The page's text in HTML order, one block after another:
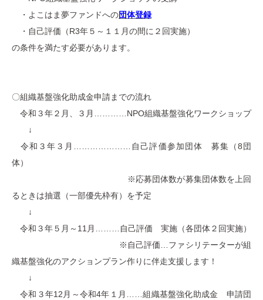
・よこはま夢ファンドへの団体登録
・自己評価（R3年５～１１月の間に２回実施）
の条件を満たす必要があります。
〇組織基盤強化助成金申請までの流れ
令和３年２月、３月…………NPO組織基盤強化ワークショップ
↓
令和３年３月…………………自己評価参加団体 募集（8団
体）
※応募団体数が募集団体数を上回
るときは抽選（一部優先枠有）を予定
↓
令和３年５月～11月………自己評価 実施（各団体２回実施）
※自己評価…ファシリテーターが組
織基盤強化のアクションプラン作りに伴走支援します！
↓
令和３年12月～令和4年１月……組織基盤強化助成金 申請団